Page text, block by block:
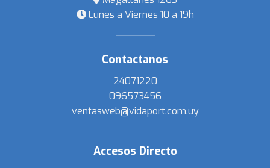
Lunes a Viernes 10 a 19h
Contactanos
24071220
096573456
ventasweb@vidaport.com.uy
Accesos Directo